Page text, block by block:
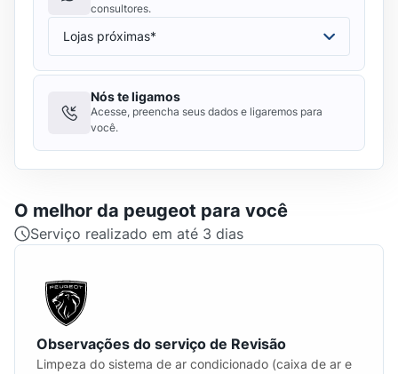
consultores.
Nós te ligamos
Acesse, preencha seus dados e ligaremos para
você.
O melhor da peugeot para você
Serviço realizado em até 3 dias
Observações do serviço de Revisão
Limpeza do sistema de ar condicionado (caixa de ar e